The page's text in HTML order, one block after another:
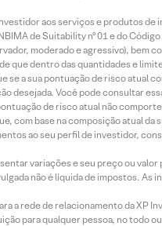
aos serviços e produtos
de Suitability nº 01 e do
moderado e agressivo), bem
que dentro das quantidades e
a sua pontuação de risco atual
desejada. Você pode consultar
de risco atual não
com base na composição atual
ao seu perfil de investidor,
variações e seu preço ou
não é líquida de impostos. As
a rede de relacionamento da XP
para qualquer pessoa, no todo